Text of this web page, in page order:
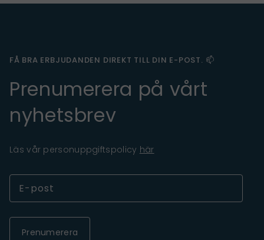
FÅ BRA ERBJUDANDEN DIREKT TILL DIN E-POST. 📫
Prenumerera på vårt
nyhetsbrev
Läs vår personuppgiftspolicy här
Prenumerera